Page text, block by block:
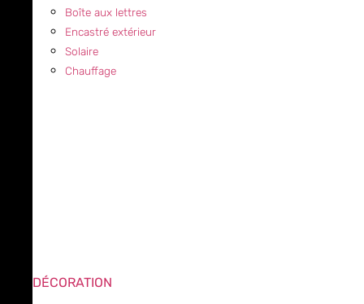
Boîte aux lettres
Encastré extérieur
Solaire
Chauffage
DÉCORATION